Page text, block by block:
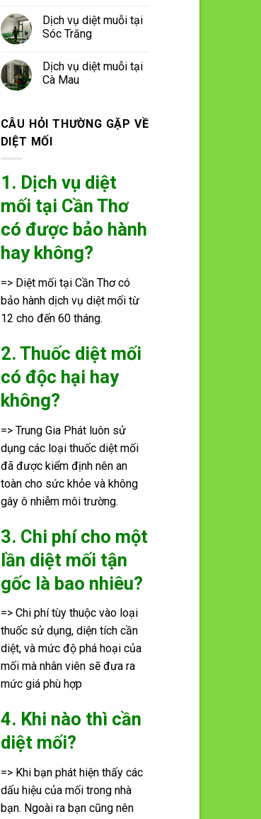
Dịch vụ diệt muỗi tại
Sóc Trăng
Dịch vụ diệt muỗi tại
Cà Mau
CÂU HỎI THƯỜNG GẶP VỀ
DIỆT MỐI
1. Dịch vụ diệt
mối tại Cần Thơ
có được bảo hành
hay không?
=> Diệt mối tại Cần Thơ có
bảo hành dịch vụ diệt mối từ
12 cho đến 60 tháng.
2. Thuốc diệt mối
có độc hại hay
không?
=> Trung Gia Phát luôn sử
dụng các loại thuốc diệt mối
đã được kiểm định nên an
toàn cho sức khỏe và không
gây ô nhiễm môi trường.
3. Chi phí cho một
lần diệt mối tận
gốc là bao nhiêu?
=> Chi phí tùy thuộc vào loại
thuốc sử dụng, diện tích cần
diệt, và mức độ phá hoại của
mối mà nhân viên sẽ đưa ra
mức giá phù hợp
4. Khi nào thì cần
diệt mối?
=> Khi bạn phát hiện thấy các
dấu hiệu của mối trong nhà
bạn. Ngoài ra bạn cũng nên